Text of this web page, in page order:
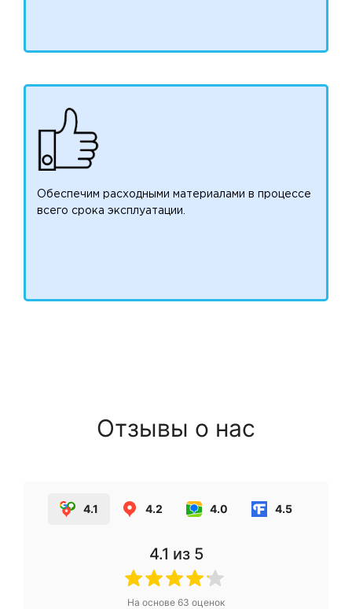
Обеспечим расходными материалами в процессе
всего срока эксплуатации.
Отзывы о нас
4.1 4.2 4.0 4.5
4.1 из 5
На основе 63 оценок